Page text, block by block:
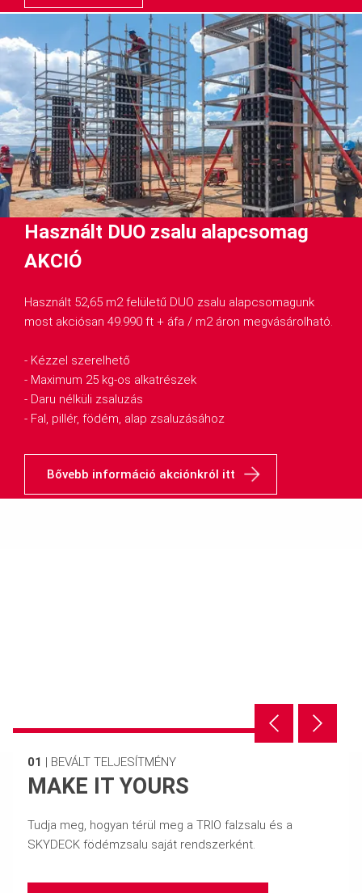
Használt DUO zsalu alapcsomag
AKCIÓ
Használt 52,65 m2 felületű DUO zsalu alapcsomagunk
most akciósan 49.990 ft + áfa / m2 áron megvásárolható.
- Kézzel szerelhető
- Maximum 25 kg-os alkatrészek
- Daru nélküli zsaluzás
- Fal, pillér, födém, alap zsaluzásához
Bővebb információ akciónkról itt
01 | BEVÁLT TELJESÍTMÉNY
MAKE IT YOURS
Tudja meg, hogyan térül meg a TRIO falzsalu és a
SKYDECK födémzsalu saját rendszerként.